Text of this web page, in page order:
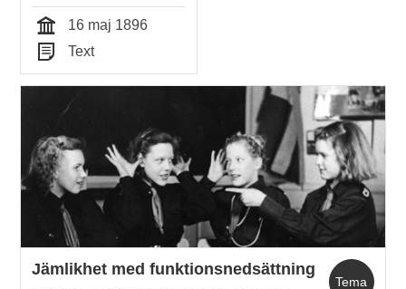
första styrelsemötet
1896
Tid
16 maj 1896
Typ
Text
Tema
Jämlikhet med funktionsnedsättning